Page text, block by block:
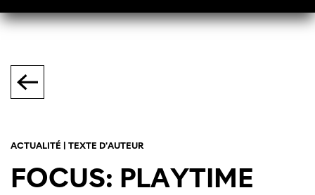
ACTUALITÉ | TEXTE D'AUTEUR
FOCUS: PLAYTIME